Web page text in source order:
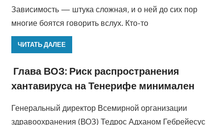
Зависимость — штука сложная, и о ней до сих пор
многие боятся говорить вслух. Кто-то
ЧИТАТЬ ДАЛЕЕ
Глава ВОЗ: Риск распространения
хантавируса на Тенерифе минимален
Генеральный директор Всемирной организации
здравоохранения (ВОЗ) Тедрос Адханом Гебрейесус